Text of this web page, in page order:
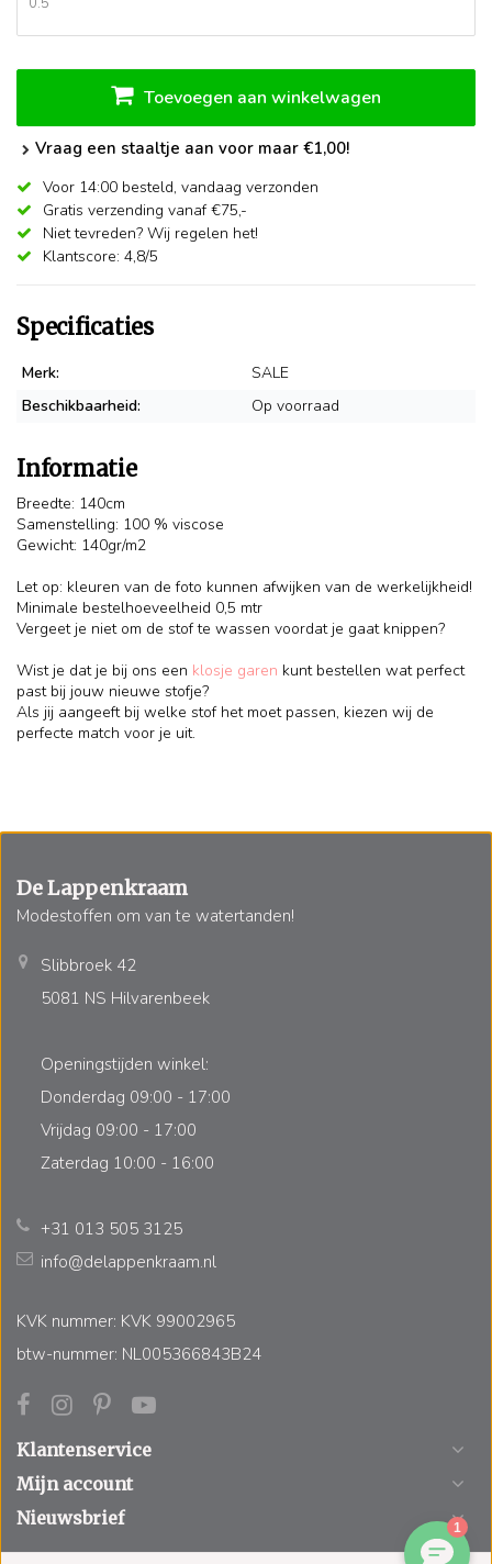
Toevoegen aan winkelwagen
Vraag een staaltje aan voor maar €1,00!
Voor 14:00 besteld, vandaag verzonden
Gratis verzending vanaf €75,-
Niet tevreden? Wij regelen het!
Klantscore: 4,8/5
Specificaties
Merk:
SALE
Beschikbaarheid:
Op voorraad
Informatie
Breedte: 140cm
Samenstelling: 100 % viscose
Gewicht: 140gr/m2
Let op: kleuren van de foto kunnen afwijken van de werkelijkheid!
Minimale bestelhoeveelheid 0,5 mtr
Vergeet je niet om de stof te wassen voordat je gaat knippen?
Wist je dat je bij ons een klosje garen kunt bestellen wat perfect
past bij jouw nieuwe stofje?
Als jij aangeeft bij welke stof het moet passen, kiezen wij de
perfecte match voor je uit.
De Lappenkraam
Modestoffen om van te watertanden!
Slibbroek 42
5081 NS Hilvarenbeek
Openingstijden winkel:
Donderdag 09:00 - 17:00
Vrijdag 09:00 - 17:00
Zaterdag 10:00 - 16:00
+31 013 505 3125
info@delappenkraam.nl
KVK nummer: KVK 99002965
btw-nummer: NL005366843B24
Klantenservice
Mijn account
Nieuwsbrief